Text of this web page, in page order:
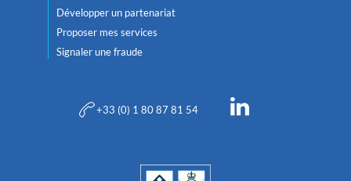
Développer un partenariat
Proposer mes services
Signaler une fraude
+33 (0) 1 80 87 81 54